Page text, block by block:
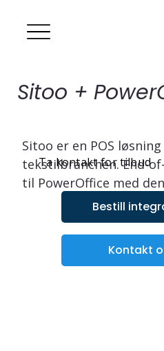
Ta kontakt for tilbud
Kontakt
Bestill
Sitoo +
Sitoo er en POS
tekstilbranchen. End-
til PowerOffice med